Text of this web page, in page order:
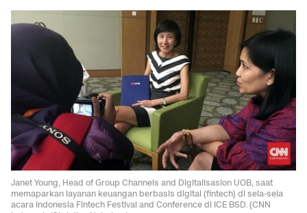
Janet Young, Head of Group Channels and Digitalisasion UOB, saat
memaparkan layanan keuangan berbasis digital (fintech) di sela-sela
acara Indonesia Fintech Festival and Conference di ICE BSD. (CNN